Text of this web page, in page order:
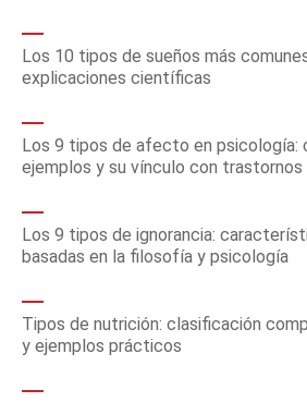
Los 10 tipos de sueños más
explicaciones científicas
Los 9 tipos de afecto en psicología:
ejemplos y su vínculo con
Los 9 tipos de ignorancia:
basadas en la filosofía y psicología
Tipos de nutrición: clasificación
y ejemplos prácticos